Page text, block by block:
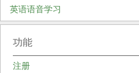
英语语音学习
功能
注册